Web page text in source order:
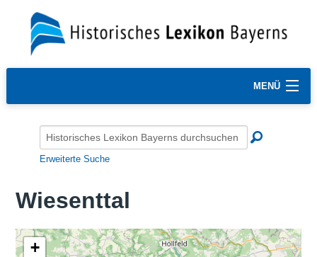
MENÜ
Erweiterte Suche
Wiesenttal
+